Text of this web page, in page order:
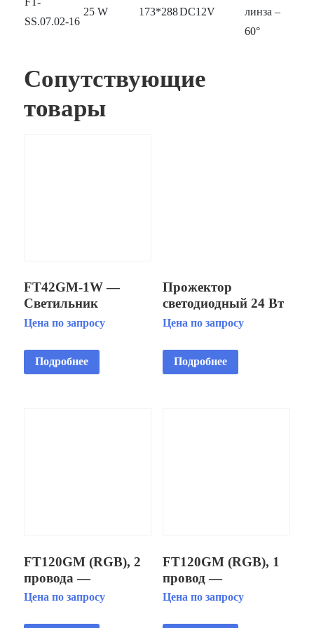
SS.07.02-16
25 W 173*288DC12V
линза –
60°
Сопутствующие
товары
FT42GM-1W —
Светильник
встраиваимый
подводный IP68
Цена по запросу
Подробнее
Прожектор
светодиодный 24 Вт
«белый» 12В с
AISI 304
Цена по запросу
Подробнее
FT120GM (RGB), 2
провода —
Светильник
Цена по запросу
FT120GM (RGB), 1
провод —
Светильник
Цена по запросу